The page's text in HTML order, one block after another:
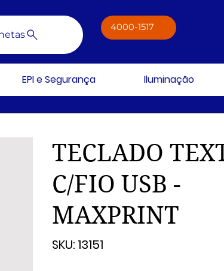
4000-1517
EPI e Segurança Iluminação
TECLADO
C/FIO USB -
MAXPRINT
SKU:
13151
13151